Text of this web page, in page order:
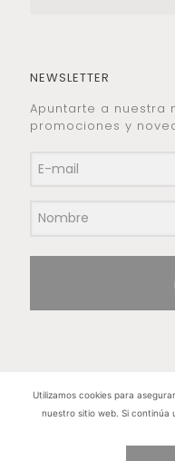
NEWSLETTER
Apuntarte a nuestra
promociones y
Hilos de Plata.
Utilizamos cookies para
nuestro sitio web. Si continúa